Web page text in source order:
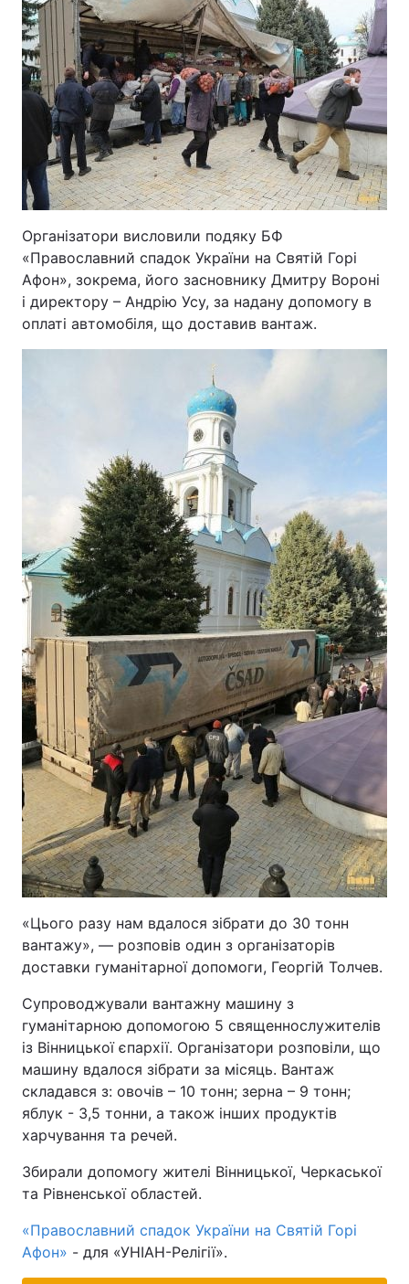
Організатори висловили подяку БФ
«Православний спадок України на Святій Горі
Афон», зокрема, його засновнику Дмитру Вороні
і директору – Андрію Усу, за надану допомогу в
оплаті автомобіля, що доставив вантаж.
«Цього разу нам вдалося зібрати до 30 тонн
вантажу», ― розповів один з організаторів
доставки гуманітарної допомоги, Георгій Толчев.
Супроводжували вантажну машину з
гуманітарною допомогою 5 священнослужителів
із Вінницької єпархії. Організатори розповіли, що
машину вдалося зібрати за місяць. Вантаж
складався з: овочів – 10 тонн; зерна – 9 тонн;
яблук - 3,5 тонни, а також інших продуктів
харчування та речей.
Збирали допомогу жителі Вінницької, Черкаської
та Рівненської областей.
«Православний спадок України на Святій Горі
Афон» - для «УНІАН-Релігії».